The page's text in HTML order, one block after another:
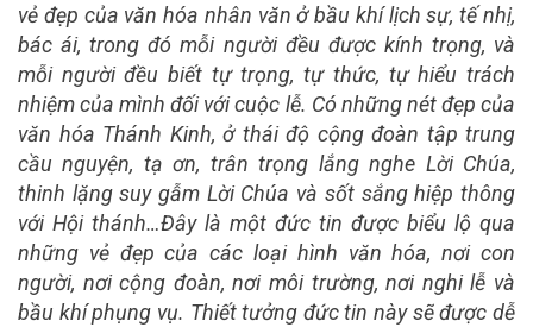
vẻ đẹp của văn hóa nhân văn ở bầu khí lịch sự, tế nhị,
bác ái, trong đó mỗi người đều được kính trọng, và
mỗi người đều biết tự trọng, tự thức, tự hiểu trách
nhiệm của mình đối với cuộc lễ. Có những nét đẹp của
văn hóa Thánh Kinh, ở thái độ cộng đoàn tập trung
cầu nguyện, tạ ơn, trân trọng lắng nghe Lời Chúa,
thinh lặng suy gẫm Lời Chúa và sốt sắng hiệp thông
với Hội thánh…Đây là một đức tin được biểu lộ qua
những vẻ đẹp của các loại hình văn hóa, nơi con
người, nơi cộng đoàn, nơi môi trường, nơi nghi lễ và
bầu khí phụng vụ. Thiết tưởng đức tin này sẽ được dễ